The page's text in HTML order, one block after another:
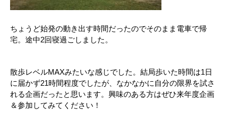
ちょうど始発の動き出す時間だったのでそのまま電車で帰
宅。途中2回寝過ごしました。
散歩レベルMAXみたいな感じでした。結局歩いた時間は1日
に届かず21時間程度でしたが、なかなかに自分の限界を試さ
れる企画だったと思います。興味のある方はぜひ来年度企画
＆参加してみてください！